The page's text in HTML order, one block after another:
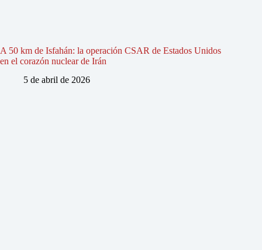
A 50 km de Isfahán: la operación CSAR de Estados Unidos
en el corazón nuclear de Irán
5 de abril de 2026